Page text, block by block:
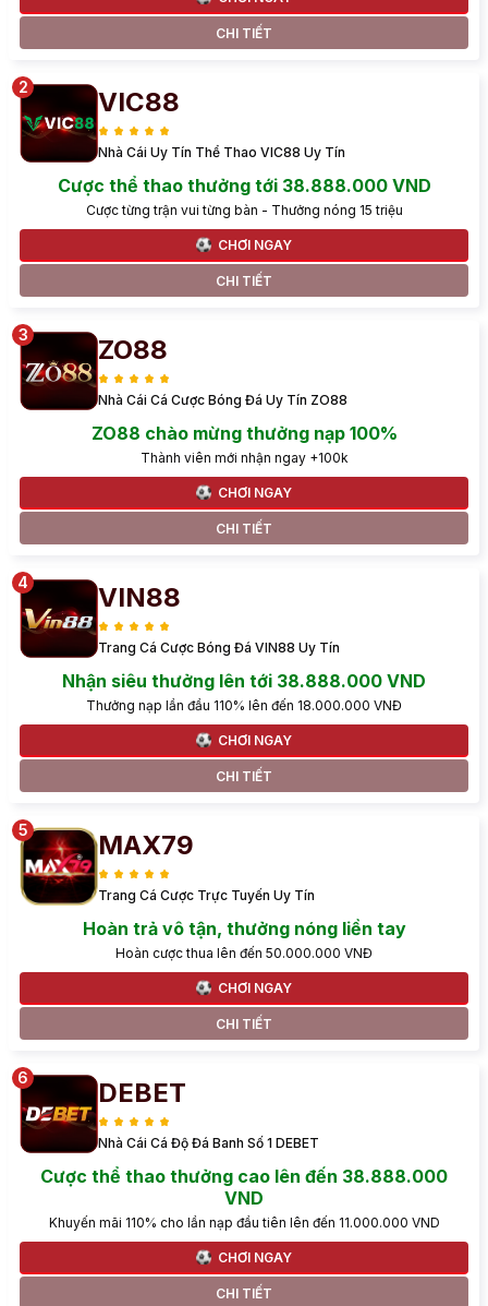
CHI TIẾT
VIC88
Nhà Cái Uy Tín Thể Thao VIC88 Uy Tín
Cược thể thao thưởng tới 38.888.000 VND
Cược từng trận vui từng bàn - Thưởng nóng 15 triệu
CHƠI NGAY
CHI TIẾT
ZO88
Nhà Cái Cá Cược Bóng Đá Uy Tín ZO88
ZO88 chào mừng thưởng nạp 100%
Thành viên mới nhận ngay +100k
CHƠI NGAY
CHI TIẾT
VIN88
Trang Cá Cược Bóng Đá VIN88 Uy Tín
Nhận siêu thưởng lên tới 38.888.000 VND
Thưởng nạp lần đầu 110% lên đến 18.000.000 VNĐ
CHƠI NGAY
CHI TIẾT
MAX79
Trang Cá Cược Trực Tuyến Uy Tín
Hoàn trả vô tận, thưởng nóng liền tay
Hoàn cược thua lên đến 50.000.000 VNĐ
CHƠI NGAY
CHI TIẾT
DEBET
Nhà Cái Cá Độ Đá Banh Số 1 DEBET
Cược thể thao thưởng cao lên đến 38.888.000
VND
Khuyến mãi 110% cho lần nạp đầu tiên lên đến 11.000.000 VND
CHƠI NGAY
CHI TIẾT